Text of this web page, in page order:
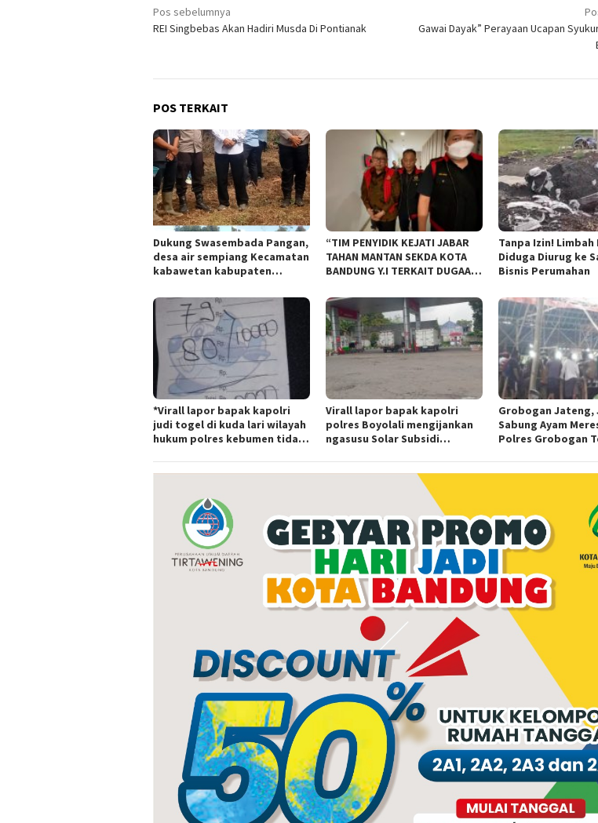
Navigasi
pos
Pos sebelumnya
REI Singbebas Akan Hadiri Musda Di Pontianak
Gawai Dayak” Perayaan Ucapan
POS TERKAIT
Dukung Swasembada Pangan,
desa air sempiang Kecamatan
kabawetan kabupaten
JagungRabu 28 mei 2025
“TIM PENYIDIK KEJATI JABAR
TAHAN MANTAN SEKDA KOTA
BANDUNG Y.I TERKAIT DUGAAN
BANDUNG”.
Tanpa Izin!
Diduga Diurug ke
Bisnis Perumahan
*Virall lapor bapak kapolri
judi togel di kuda lari wilayah
hukum polres kebumen tidak
Virall lapor bapak kapolri
polres Boyolali mengijankan
ngasusu Solar Subsidi
Grobogan Jateng,
Sabung Ayam
Polres Grobogan